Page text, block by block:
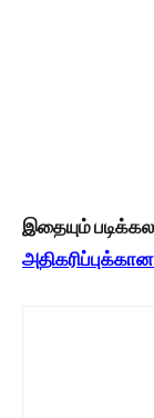
இதையும்